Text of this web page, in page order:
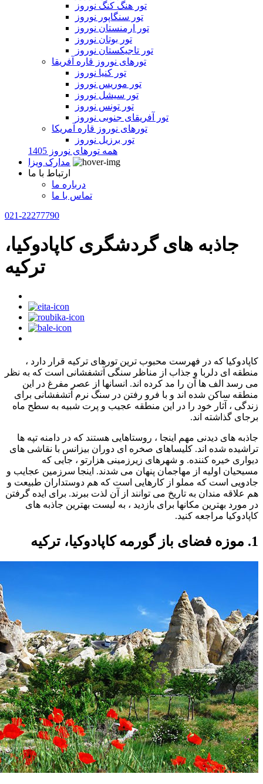
تور هنگ کنگ نوروز
تور سنگاپور نوروز
تور ارمنستان نوروز
تور بوتان نوروز
تور تاجیکستان نوروز
تورهای نوروز قاره آفریقا
تور کنیا نوروز
تور موریس نوروز
تور سیشل نوروز
تور تونس نوروز
تور آفریقای جنوبی نوروز
تورهای نوروز قاره آمریکا
تور برزیل نوروز
همه تورهای نوروز 1405
مدارک ویزا
ارتباط با ما
درباره ما
تماس با ما
021-22277790
جاذبه های گردشگری کاپادوکیا،
ترکیه
کاپادوکیا که در فهرست محبوب ترین تورهای ترکیه قرار دارد ،
منطقه ای دلربا و جذاب از مناظر سنگی آتشفشانی است که به نظر
می رسد الف ها آن را مد کرده اند. انسانها از عصر مفرغ در این
منطقه ساکن شده اند و با فرو رفتن در سنگ نرم آتشفشانی برای
زندگی ، آثار خود را در این منطقه عجیب و پرت شبیه به سطح ماه
برجای گذاشته اند.
جاذبه های دیدنی مهم اینجا ، روستاهایی هستند که در دامنه تپه ها
تراشیده شده اند. کلیساهای صخره ای دوران بیزانس با نقاشی های
دیواری خیره کننده. و شهرهای زیرزمینی هزارتو ، جایی که
مسیحیان اولیه از مهاجمان پنهان می شدند. اینجا سرزمین عجایب و
جادویی است که مملو از کارهایی است که هم دوستداران طبیعت و
هم علاقه مندان به تاریخ می توانند از آن لذت ببرند. برای ایده گرفتن
در مورد بهترین مکانها برای بازدید ، به لیست بهترین جاذبه های
کاپادوکیا مراجعه کنید.
1. موزه فضای باز گورمه کاپادوکیا، ترکیه